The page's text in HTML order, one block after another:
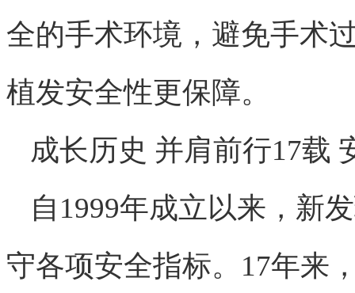
全的手术环境，避免手术
植发安全性更保障。
成长历史 并肩前行17载
自1999年成立以来，新
守各项安全指标。17年来